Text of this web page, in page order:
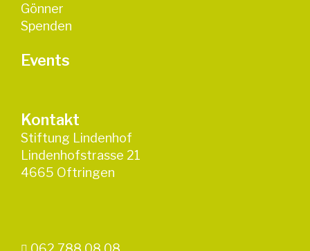
Gönner
Spenden
Events
Kontakt
Stiftung Lindenhof
Lindenhofstrasse 21
4665 Oftringen